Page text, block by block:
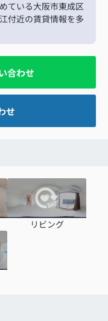
ている大阪市東成区
付近の賃貸情報を多
合わせ
せ
リビング